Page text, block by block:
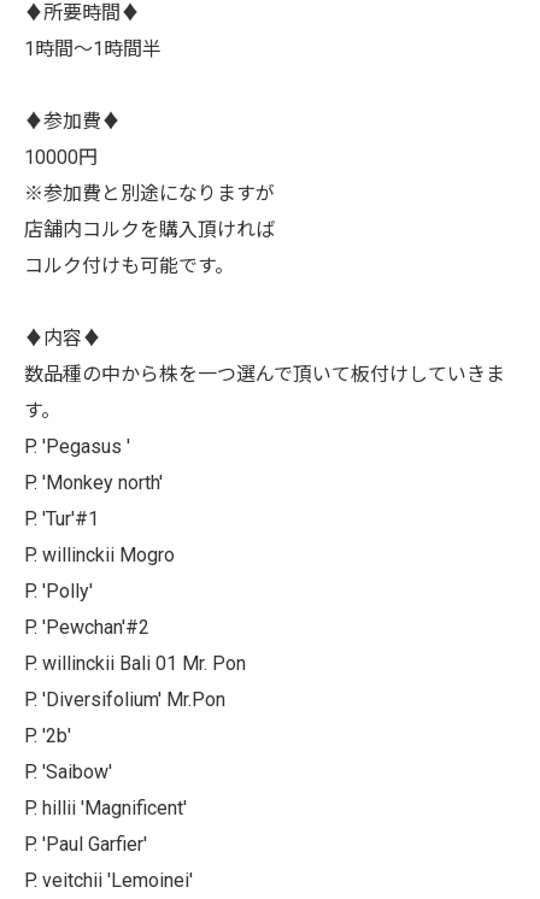
♦︎所要時間♦︎
1時間〜1時間半
♦︎参加費♦︎
10000円
※参加費と別途になりますが
店舗内コルクを購入頂ければ
コルク付けも可能です。
♦︎内容♦︎
数品種の中から株を一つ選んで頂いて板付けしていきま
す。
P. 'Pegasus '
P. 'Monkey north'
P. 'Tur'#1
P. willinckii Mogro
P. 'Polly'
P. 'Pewchan'#2
P. willinckii Bali 01 Mr. Pon
P. 'Diversifolium' Mr.Pon
P. '2b'
P. 'Saibow'
P. hillii 'Magnificent'
P. 'Paul Garfier'
P. veitchii 'Lemoinei'